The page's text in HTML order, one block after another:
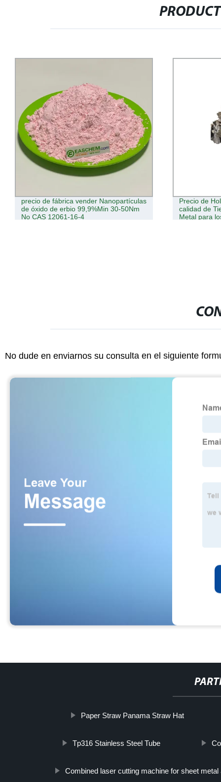
50Nm
Precio de Holmio Metal metal de alta
calidad de Tierras Raras Holmio Ho
Metal para los materiales magnéticos
No dude en enviarnos su consulta en el siguiente
Paper Straw Panama Straw Hat
Tp316 Stainless Steel Tube
Combined laser cutting machine for sheet metal